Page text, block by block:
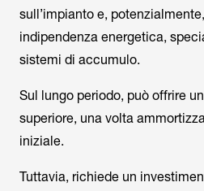
sull’impianto e,
indipendenza energetica,
sistemi di accumulo.
Sul lungo periodo, può offrire
superiore, una volta
iniziale.
Tuttavia, richiede un